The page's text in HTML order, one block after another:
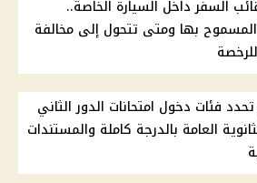
السفر داخل السيارة الخاصة..
المسموح بها ومتى تتحول إلى مخالفة
تحدد فئات دخول امتحانات الدور الثاني
للثانوية العامة بالدرجة كاملة والمستندات